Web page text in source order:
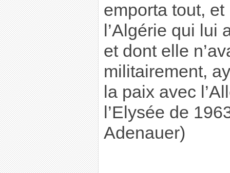
emporta tout,
l’Algérie qui lui
et dont elle
militairement,
la paix avec
l’Elysée de
Adenauer)